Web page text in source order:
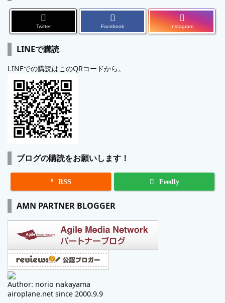
Twitter Facebook Instagram
LINEで購読
LINEでの購読はこのQRコードから。
ブログの購読をお願いします！
 RSS Feedly
AMN PARTNER BLOGGER
Author: norio nakayama
airoplane.net since 2000.9.9